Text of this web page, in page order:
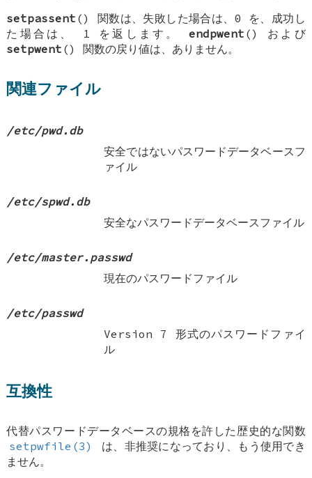
setpassent () 関数は、失敗した場合は、0 を、成功し
た場合は、 1 を返します。 endpwent () および
setpwent () 関数の戻り値は、ありません。
関連ファイル
/etc/pwd.db
安全ではないパスワードデータベースフ
ァイル
/etc/spwd.db
安全なパスワードデータベースファイル
/etc/master.passwd
現在のパスワードファイル
/etc/passwd
Version 7 形式のパスワードファイ
ル
互換性
代替パスワードデータベースの規格を許した歴史的な関数
setpwfile(3)
は、非推奨になっており、もう使用でき
ません。